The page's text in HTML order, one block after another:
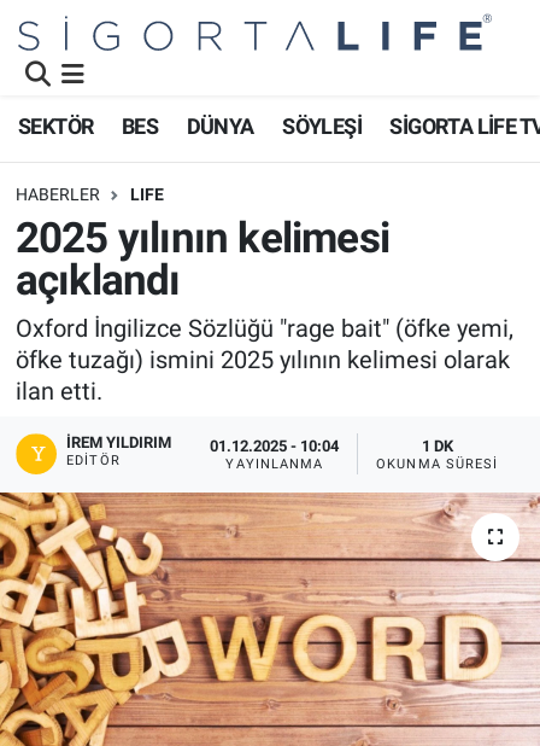
SEKTÖR BES DÜNYA SÖYLEŞİ SİGORTA LİFE
HABERLER LIFE
2025 yılının kelimesi
açıklandı
Oxford İngilizce Sözlüğü "rage bait" (öfke yemi,
öfke tuzağı) ismini 2025 yılının kelimesi olarak
ilan etti.
İREM YILDIRIM
EDITÖR
01.12.2025 - 10:04
YAYINLANMA
1 DK
OKUNMA SÜRESI
Namaz Vakitleri
Trafik Durumu
Süper Lig Puan Durumu ve Fikstür
Tüm Manşetler
Son Dakika Haberleri
Haber Arşivi